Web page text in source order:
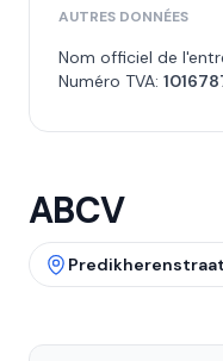
AUTRES DONNÉES
Nom officiel de
Numéro TVA:
ABCV